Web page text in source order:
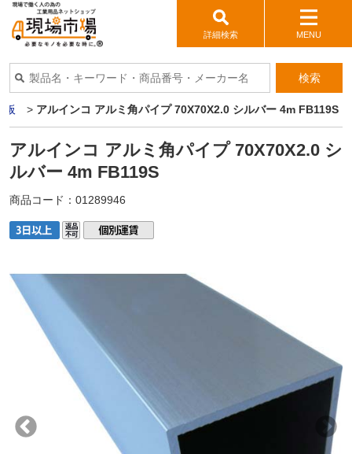
詳細検索 MENU
検索
板 > アルインコ アルミ角パイプ 70X70X2.0 シルバー 4m FB119S
アルインコ アルミ角パイプ 70X70X2.0 シ
ルバー 4m FB119S
商品コード： 01289946